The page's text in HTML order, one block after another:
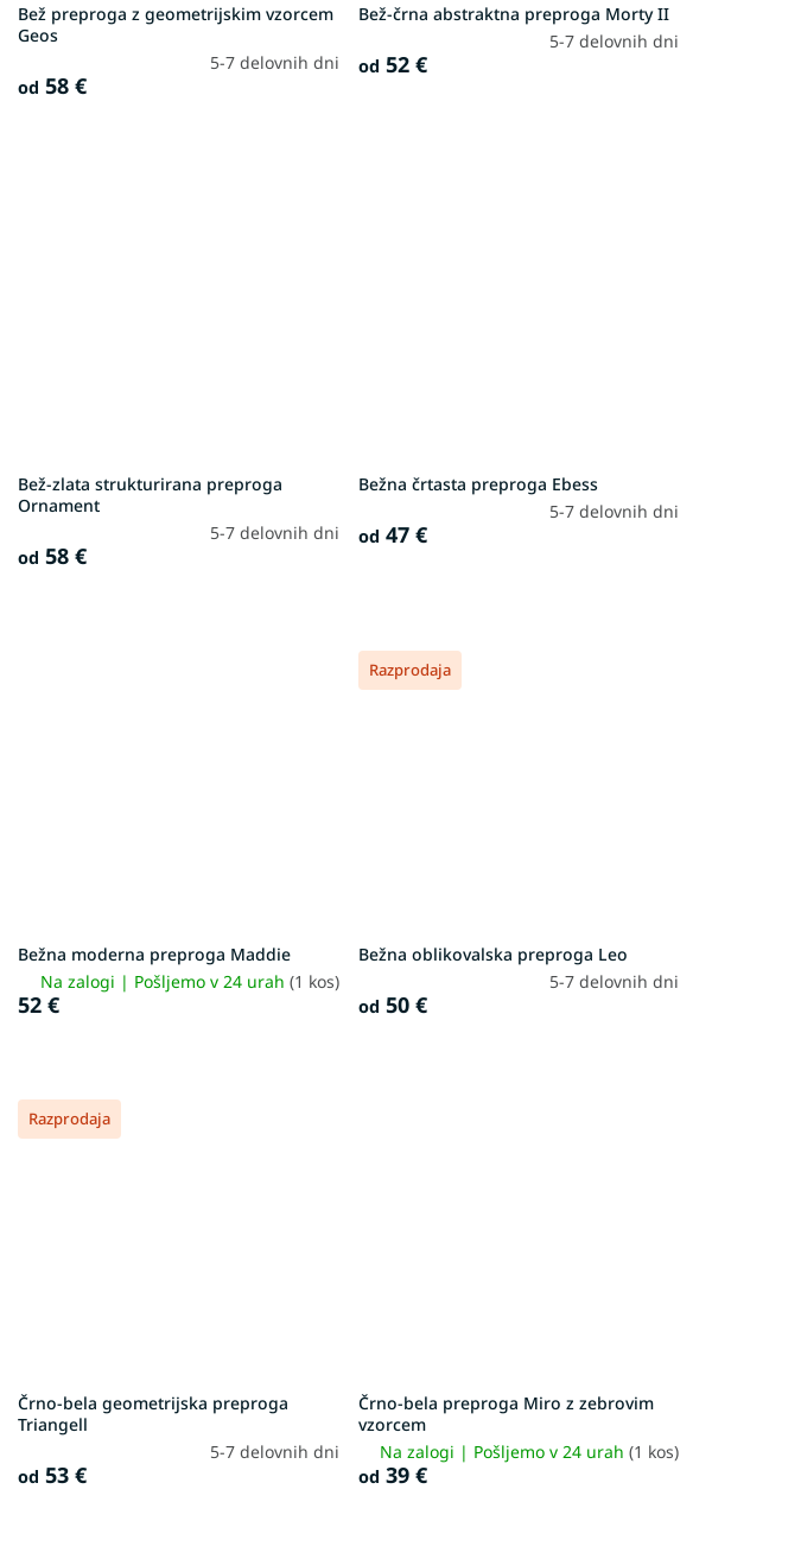
Bež preproga z geometrijskim vzorcem
Geos
5-7 delovnih dni
od 58 €
Bež-črna abstraktna preproga Morty II
5-7 delovnih dni
od 52 €
Bež-zlata strukturirana preproga
Ornament
5-7 delovnih dni
od 58 €
Bežna črtasta preproga Ebess
5-7 delovnih dni
od 47 €
Bežna moderna preproga Maddie
Na zalogi | Pošljemo v 24 urah (1 kos)
52 €
Razprodaja
Bežna oblikovalska preproga Leo
5-7 delovnih dni
od 50 €
Razprodaja
Črno-bela geometrijska preproga
Triangell
5-7 delovnih dni
od 53 €
Črno-bela preproga Miro z zebrovim
vzorcem
Na zalogi | Pošljemo v 24 urah (1 kos)
od 39 €